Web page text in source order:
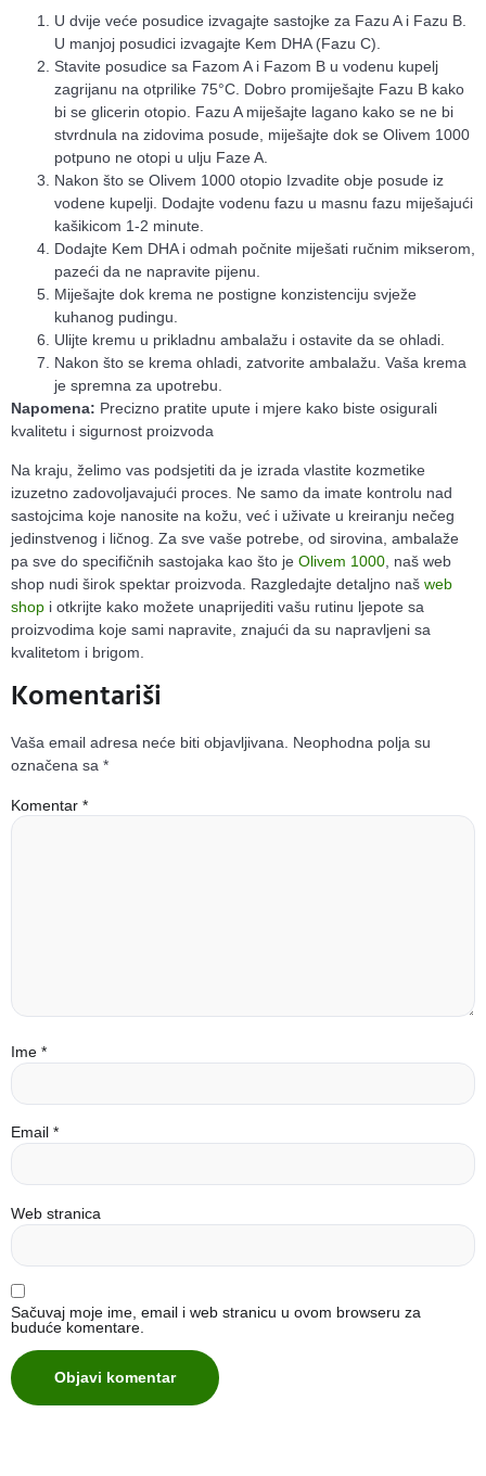
U dvije veće posudice izvagajte sastojke za Fazu A i Fazu B.
U manjoj posudici izvagajte Kem DHA (Fazu C).
Stavite posudice sa Fazom A i Fazom B u vodenu kupelj
zagrijanu na otprilike 75°C. Dobro promiješajte Fazu B kako
bi se glicerin otopio. Fazu A miješajte lagano kako se ne bi
stvrdnula na zidovima posude, miješajte dok se Olivem 1000
potpuno ne otopi u ulju Faze A.
Nakon što se Olivem 1000 otopio Izvadite obje posude iz
vodene kupelji. Dodajte vodenu fazu u masnu fazu miješajući
kašikicom 1-2 minute.
Dodajte Kem DHA i odmah počnite miješati ručnim mikserom,
pazeći da ne napravite pijenu.
Miješajte dok krema ne postigne konzistenciju svježe
kuhanog pudingu.
Ulijte kremu u prikladnu ambalažu i ostavite da se ohladi.
Nakon što se krema ohladi, zatvorite ambalažu. Vaša krema
je spremna za upotrebu.
Napomena: Precizno pratite upute i mjere kako biste osigurali
kvalitetu i sigurnost proizvoda
Na kraju, želimo vas podsjetiti da je izrada vlastite kozmetike
izuzetno zadovoljavajući proces. Ne samo da imate kontrolu nad
sastojcima koje nanosite na kožu, već i uživate u kreiranju nečeg
jedinstvenog i ličnog. Za sve vaše potrebe, od sirovina, ambalaže
pa sve do specifičnih sastojaka kao što je Olivem 1000 , naš web
shop nudi širok spektar proizvoda. Razgledajte detaljno naš web
shop i otkrijte kako možete unaprijediti vašu rutinu ljepote sa
proizvodima koje sami napravite, znajući da su napravljeni sa
kvalitetom i brigom.
Komentariši
Vaša email adresa neće biti objavljivana.
Neophodna polja su
označena sa *
Komentar *
Ime *
Email *
Web stranica
Sačuvaj moje ime, email i web stranicu u ovom browseru za
buduće komentare.